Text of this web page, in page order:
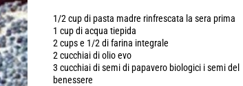
1/2 cup di pasta madre rinfrescata la sera prima
1 cup di acqua tiepida
2 cups e 1/2 di farina integrale
2 cucchiai di olio evo
3 cucchiai di semi di papavero biologici i semi del
benessere